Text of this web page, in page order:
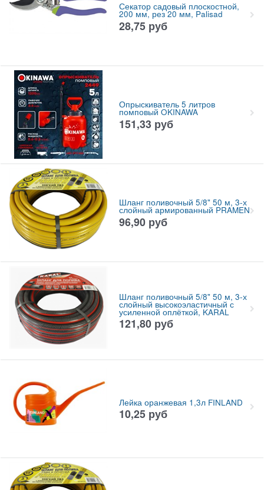
Секатор садовый плоскостной,
200 мм, рез 20 мм, Palisad
28,75 руб
Опрыскиватель 5 литров
помповый OKINAWA
151,33 руб
Шланг поливочный 5/8" 50 м, 3-х
слойный армированный PRAMEN
96,90 руб
Шланг поливочный 5/8" 50 м, 3-х
слойный высокоэластичный с
усиленной оплёткой, KARAL
121,80 руб
Лейка оранжевая 1,3л FINLAND
10,25 руб